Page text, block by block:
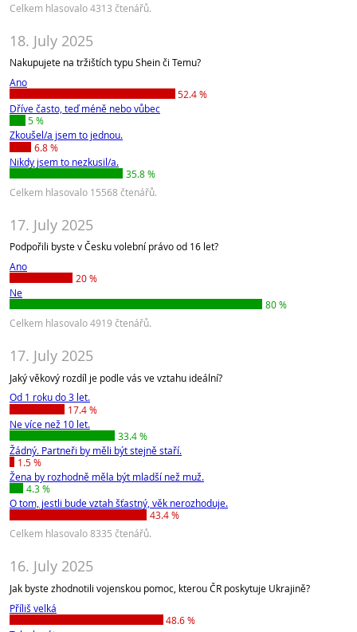
Celkem hlasovalo 4313 čtenářů.
18. July 2025
Nakupujete na tržištích typu Shein či Temu?
Ano
52.4 %
Dříve často, teď méně nebo vůbec
5 %
Zkoušel/a jsem to jednou.
6.8 %
Nikdy jsem to nezkusil/a.
35.8 %
Celkem hlasovalo 15568 čtenářů.
17. July 2025
Podpořili byste v Česku volební právo od 16 let?
Ano
20 %
Ne
80 %
Celkem hlasovalo 4919 čtenářů.
17. July 2025
Jaký věkový rozdíl je podle vás ve vztahu ideální?
Od 1 roku do 3 let.
17.4 %
Ne více než 10 let.
33.4 %
Žádný. Partneři by měli být stejně staří.
1.5 %
Žena by rozhodně měla být mladší než muž.
4.3 %
O tom, jestli bude vztah šťastný, věk nerozhoduje.
43.4 %
Celkem hlasovalo 8335 čtenářů.
16. July 2025
Jak byste zhodnotili vojenskou pomoc, kterou ČR poskytuje Ukrajině?
Příliš velká
48.6 %